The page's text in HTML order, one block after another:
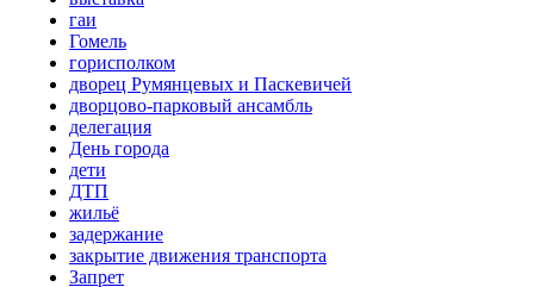
гаи
Гомель
горисполком
дворец Румянцевых и Паскевичей
дворцово-парковый ансамбль
делегация
День города
дети
ДТП
жильё
задержание
закрытие движения транспорта
Запрет